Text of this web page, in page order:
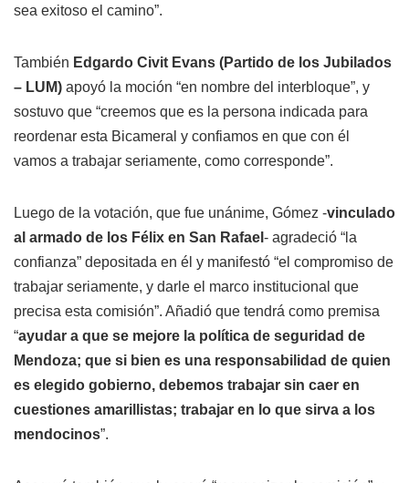
sea exitoso el camino”.
También Edgardo Civit Evans (Partido de los Jubilados
– LUM) apoyó la moción “en nombre del interbloque”, y
sostuvo que “creemos que es la persona indicada para
reordenar esta Bicameral y confiamos en que con él
vamos a trabajar seriamente, como corresponde”.
Luego de la votación, que fue unánime, Gómez -vinculado
al armado de los Félix en San Rafael - agradeció “la
confianza” depositada en él y manifestó “el compromiso de
trabajar seriamente, y darle el marco institucional que
precisa esta comisión”. Añadió que tendrá como premisa
“ayudar a que se mejore la política de seguridad de
Mendoza; que si bien es una responsabilidad de quien
es elegido gobierno, debemos trabajar sin caer en
cuestiones amarillistas; trabajar en lo que sirva a los
mendocinos”.